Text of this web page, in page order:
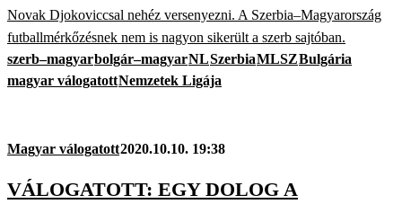
Novak Djokoviccsal nehéz versenyezni. A Szerbia–Magyarország
futballmérkőzésnek nem is nagyon sikerült a szerb sajtóban.
szerb–magyarbolgár–magyarNLSzerbiaMLSZBulgária
magyar válogatottNemzetek Ligája
Magyar válogatott2020.10.10. 19:38
VÁLOGATOTT: EGY DOLOG A